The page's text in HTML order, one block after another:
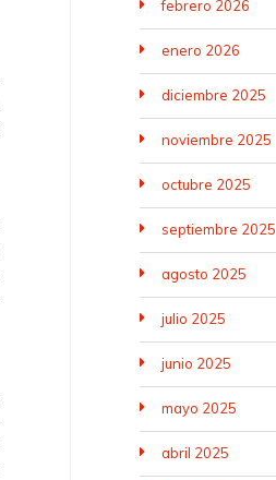
febrero 2026
enero 2026
diciembre 2025
noviembre 2025
octubre 2025
septiembre 2025
agosto 2025
julio 2025
junio 2025
mayo 2025
abril 2025